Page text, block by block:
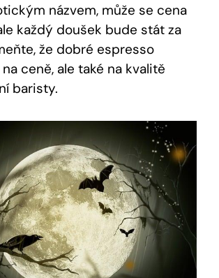
názvem, může se cena
každý doušek bude stát za
že dobré espresso
ceně, ale také na kvalitě
baristy.